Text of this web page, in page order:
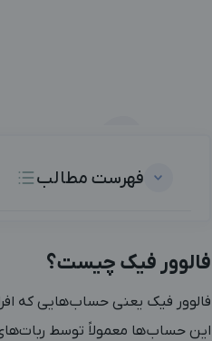
فهرست مطالب
فالوور فیک چیست؟
این حساب‌ها معمولاً توسط ربات‌های